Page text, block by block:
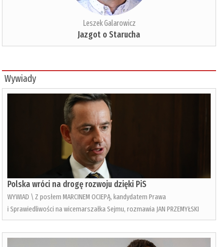
Leszek Galarowicz
Jazgot o Starucha
Wywiady
Polska wróci na drogę rozwoju dzięki PiS
WYWIAD \ Z posłem MARCINEM OCIEPĄ, kandydatem Prawa
i Sprawiedliwości na wicemarszałka Sejmu, rozmawia JAN PRZEMYŁSKI